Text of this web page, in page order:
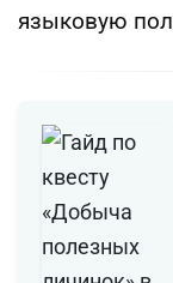
языковую